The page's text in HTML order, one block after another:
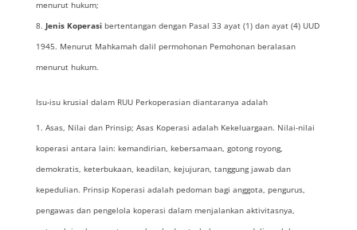
menurut hukum;
Jenis Koperasibertentangan dengan Pasal 33 ayat (1) dan ayat (4) UUD
1945. Menurut Mahkamah dalil permohonan Pemohonan beralasan
menurut hukum.
Isu-isu krusial dalam RUU Perkoperasian diantaranya adalah
Asas, Nilai dan Prinsip; Asas Koperasi adalah Kekeluargaan. Nilai-nilai
koperasi antara lain: kemandirian, kebersamaan, gotong royong,
demokratis, keterbukaan, keadilan, kejujuran, tanggung jawab dan
kepedulian. Prinsip Koperasi adalah pedoman bagi anggota, pengurus,
pengawas dan pengelola koperasi dalam menjalankan aktivitasnya,